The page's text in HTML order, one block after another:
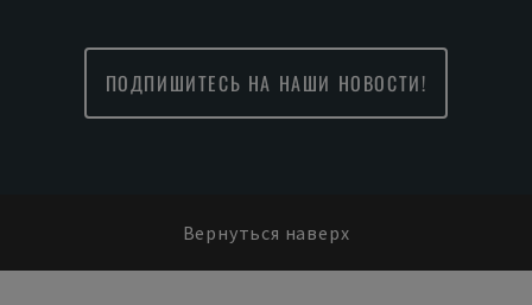
ПОДПИШИТЕСЬ НА НАШИ НОВОСТИ!
Вернуться наверх